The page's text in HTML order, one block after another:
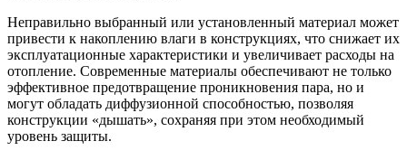
Неправильно выбранный или установленный материал может
привести к накоплению влаги в конструкциях, что снижает их
эксплуатационные характеристики и увеличивает расходы на
отопление. Современные материалы обеспечивают не только
эффективное предотвращение проникновения пара, но и
могут обладать диффузионной способностью, позволяя
конструкции «дышать», сохраняя при этом необходимый
уровень защиты.